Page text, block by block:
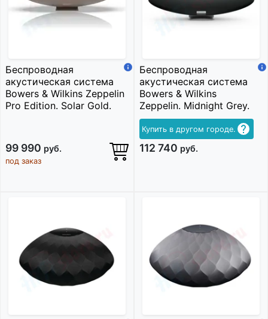
Беспроводная
акустическая система
Bowers & Wilkins Zeppelin
Pro Edition. Solar Gold.
99 990 руб.
под заказ
Беспроводная
акустическая система
Bowers & Wilkins
Zeppelin. Midnight Grey.
Купить в другом городе.
112 740 руб.